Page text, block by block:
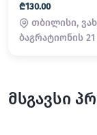
₾130.00
თბილისი,
ბაგრატიონის 21
მსგავსი